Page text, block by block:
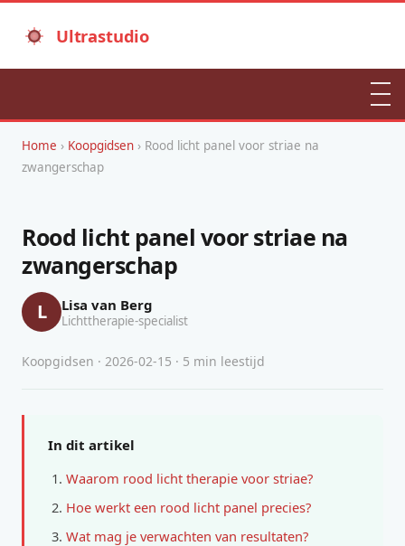
Ultrastudio
Home › Koopgidsen › Rood licht panel voor striae na
zwangerschap
Rood licht panel voor striae na
zwangerschap
L Lisa van Berg
Lichttherapie-specialist
Koopgidsen · 2026-02-15 · 5 min leestijd
In dit artikel
Waarom rood licht therapie voor striae?
Hoe werkt een rood licht panel precies?
Wat mag je verwachten van resultaten?